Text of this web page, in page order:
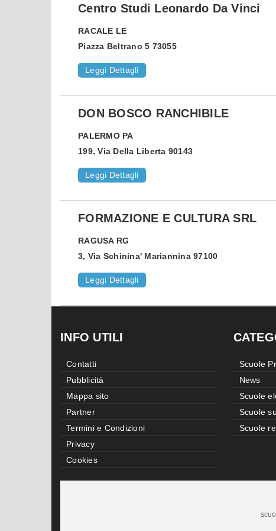
Centro Studi Leonardo Da Vinci
RACALE LE
Piazza Beltrano 5 73055
Leggi Dettagli
DON BOSCO RANCHIBILE
PALERMO PA
199, Via Della Liberta 90143
Leggi Dettagli
FORMAZIONE E CULTURA SRL
RAGUSA RG
3, Via Schinina' Mariannina 97100
Leggi Dettagli
INFO UTILI
Contatti
Pubblicità
Mappa sito
Partner
Termini e Condizioni
Privacy
Cookies
Scuole
News
Scuole
Scuole
Scuole